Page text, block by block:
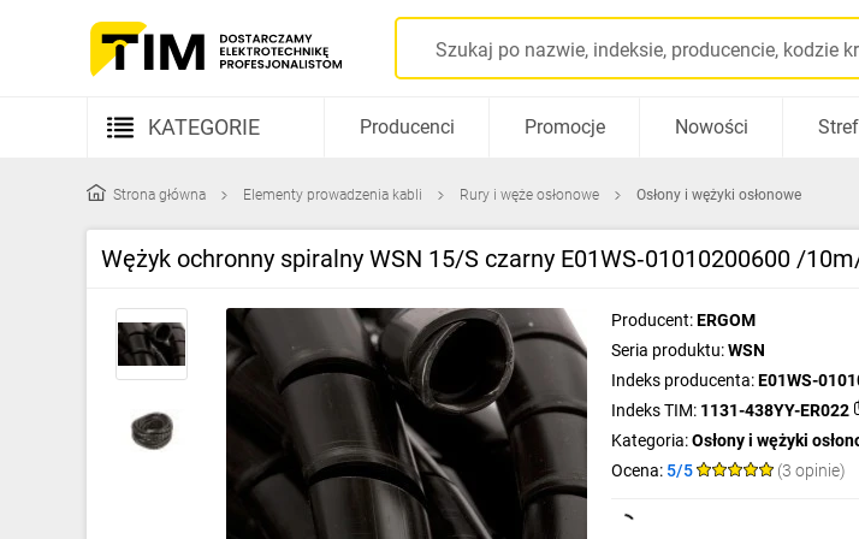
KATEGORIE
Kable i przewody
Rozdzielnice i obudowy
Elementy prowadzenia kabli
Gniazda i łączniki
Oprawy oświetleniowe
Producenci Promocje Nowości
Strona główna Elementy prowadzenia kabli Rury i węże osłonowe Osłony i wężyki osłonowe
Wężyk ochronny spiralny WSN 15/S czarny E01WS‑01010200600 /
Producent:ERGOM
Seria produktu:WSN
Indeks producenta:E01WS-
Indeks TIM: 1131-438YY-ER022
Kategoria:Osłony i wężyki
Ocena: 5/5 (3 opinie)